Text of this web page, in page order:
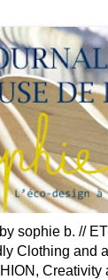
sophie b. //
Clothing and
Creativity